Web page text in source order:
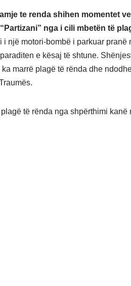
te renda shihen momentet
nga i cili mbetën të
i një motori-bombë i parkuar pranë
e kësaj të shtune.
marrë plagë të rënda dhe
të rënda nga shpërthimi kanë